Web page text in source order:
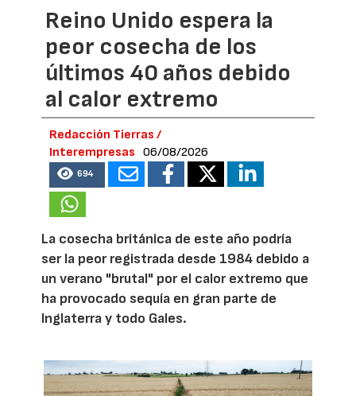
Reino Unido espera la
peor cosecha de los
últimos 40 años debido
al calor extremo
Redacción Tierras /
Interempresas
06/08/2026
694
La cosecha británica de este año podría
ser la peor registrada desde 1984 debido a
un verano "brutal" por el calor extremo que
ha provocado sequía en gran parte de
Inglaterra y todo Gales.